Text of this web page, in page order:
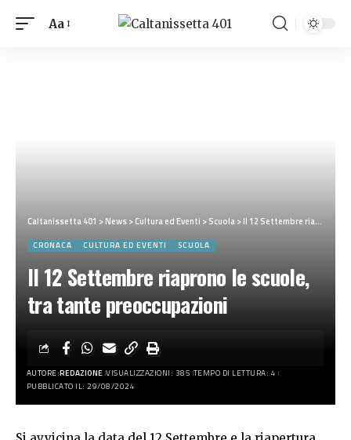
Aa
Caltanissetta 401 >News>Cultura ed Eventi >Scuola>Il 12 Settembre riaprono le scuole, tra tante preoccupazioni
CRONACA CULTURA ED EVENTI SCUOLA
Il 12 Settembre riaprono le scuole,
tra tante preoccupazioni
AUTORE:REDAZIONE VISUALIZZAZIONI: 385 TEMPO DI LETTURA: 4
PUBBLICATO IL: 29/08/2024